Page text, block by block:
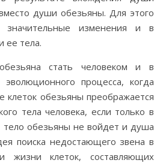
души обезьяны. Для этого
значительные изменения и в
ее тела.
стать человеком и в
эволюционного процесса, когда
клеток обезьяны преображается
тела человека, если только в
обезьяны не войдет и душа
поиска недостающего звена в
жизни клеток, составляющих